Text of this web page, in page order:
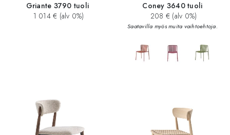
Griante 3790 tuoli
1 014 € (alv 0%)
Coney 3640 tuoli
208 € (alv 0%)
Saatavilla myös muita vaihtoehtoja.